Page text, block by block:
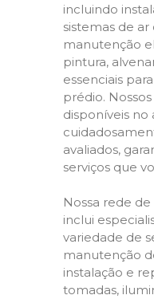
incluindo
sistemas de
manutenção
pintura,
essenciais
prédio.
disponíveis no
avaliados,
serviços que
Nossa rede de
inclui
variedade de
manutenção
instalação e
tomadas,